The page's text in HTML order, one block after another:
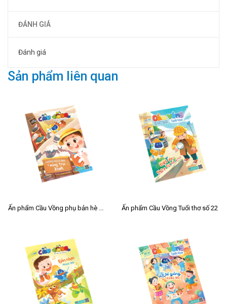
ĐÁNH GIÁ
Đánh giá
Sản phẩm liên quan
Ấn phẩm Cầu Vồng phụ bản hè 2026 Ấn phẩm Cầu Vồng Tuổi thơ số 22